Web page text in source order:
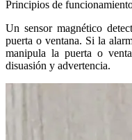
Principios de
Un sensor magnético
puerta o ventana. Si la
manipula la puerta o
disuasión y advertencia.